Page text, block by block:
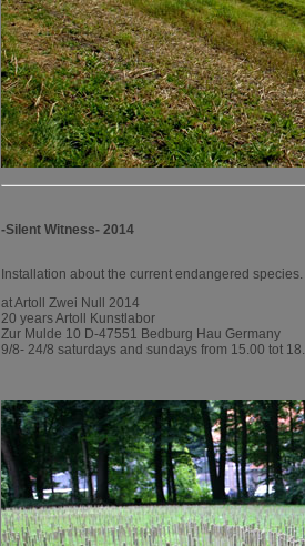
-Silent Witness- 2014
Installation about the current endangered species.
at Artoll Zwei Null 2014
20 years Artoll Kunstlabor
Zur Mulde 10 D-47551 Bedburg Hau Germany
9/8- 24/8 saturdays and sundays from 15.00 tot